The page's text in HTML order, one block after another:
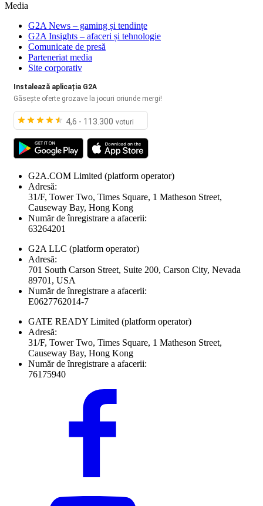
Media
G2A News – gaming și tendințe
G2A Insights – afaceri și tehnologie
Comunicate de presă
Parteneriat media
Site corporativ
Instalează aplicația G2A
Găsește oferte grozave la jocuri oriunde mergi!
4,6 - 113.300 voturi
G2A.COM Limited (platform operator)
Adresă:
31/F, Tower Two, Times Square, 1 Matheson Street,
Causeway Bay, Hong Kong
Număr de înregistrare a afacerii:
63264201
G2A LLC (platform operator)
Adresă:
701 South Carson Street, Suite 200, Carson City, Nevada
89701, USA
Număr de înregistrare a afacerii:
E0627762014-7
GATE READY Limited (platform operator)
Adresă:
31/F, Tower Two, Times Square, 1 Matheson Street,
Causeway Bay, Hong Kong
Număr de înregistrare a afacerii:
76175940